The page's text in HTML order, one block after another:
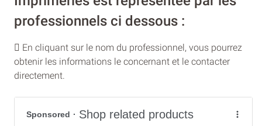
professionnels ci dessous :
En cliquant sur le nom du professionnel, vous pourrez
obtenir les informations le concernant et le contacter
directement.